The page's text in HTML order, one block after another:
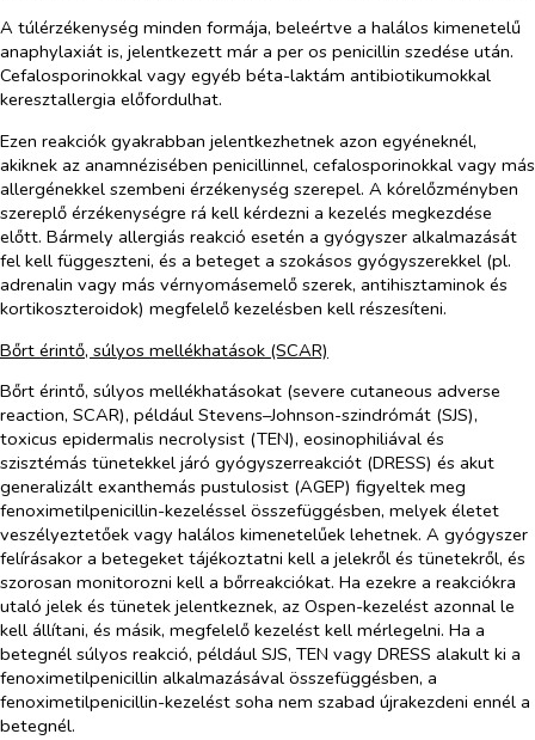
A túlérzékenység minden formája, beleértve a halálos kimenetelű
anaphylaxiát is, jelentkezett már a per os penicillin szedése után.
Cefalosporinokkal vagy egyéb béta-laktám antibiotikumokkal
keresztallergia előfordulhat.
Ezen reakciók gyakrabban jelentkezhetnek azon egyéneknél,
akiknek az anamnézisében penicillinnel, cefalosporinokkal vagy más
allergénekkel szembeni érzékenység szerepel. A kórelőzményben
szereplő érzékenységre rá kell kérdezni a kezelés megkezdése
előtt. Bármely allergiás reakció esetén a gyógyszer alkalmazását
fel kell függeszteni, és a beteget a szokásos gyógyszerekkel (pl.
adrenalin vagy más vérnyomásemelő szerek, antihisztaminok és
kortikoszteroidok) megfelelő kezelésben kell részesíteni.
Bőrt érintő, súlyos mellékhatások (SCAR)
Bőrt érintő, súlyos mellékhatásokat (severe cutaneous adverse
reaction, SCAR), például Stevens–Johnson-szindrómát (SJS),
toxicus epidermalis necrolysist (TEN), eosinophiliával és
szisztémás tünetekkel járó gyógyszerreakciót (DRESS) és akut
generalizált exanthemás pustulosist (AGEP) figyeltek meg
fenoximetilpenicillin-kezeléssel összefüggésben, melyek életet
veszélyeztetőek vagy halálos kimenetelűek lehetnek. A gyógyszer
felírásakor a betegeket tájékoztatni kell a jelekről és tünetekről, és
szorosan monitorozni kell a bőrreakciókat. Ha ezekre a reakciókra
utaló jelek és tünetek jelentkeznek, az Ospen-kezelést azonnal le
kell állítani, és másik, megfelelő kezelést kell mérlegelni. Ha a
betegnél súlyos reakció, például SJS, TEN vagy DRESS alakult ki a
fenoximetilpenicillin alkalmazásával összefüggésben, a
fenoximetilpenicillin-kezelést soha nem szabad újrakezdeni ennél a
betegnél.